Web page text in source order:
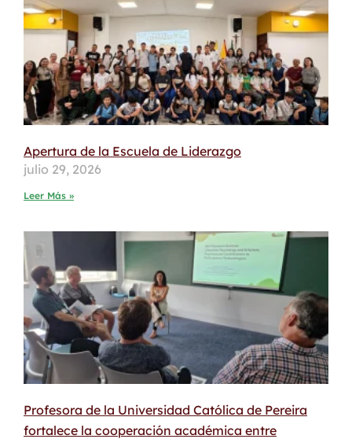
Apertura de la Escuela de Liderazgo
julio 29, 2026
Leer Más »
Profesora de la Universidad Católica de Pereira
fortalece la cooperación académica entre